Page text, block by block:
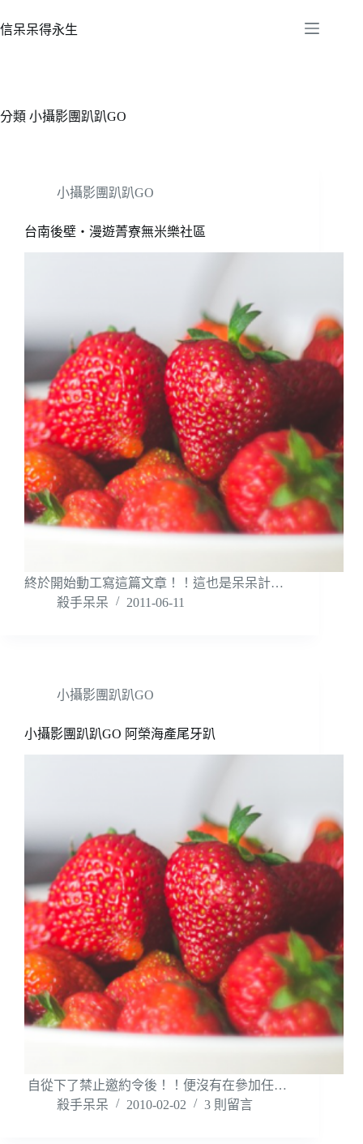
至
容
信呆呆得永生
分類 小攝影團趴趴GO
小攝影團趴趴GO
台南後壁‧漫遊菁寮無米樂社區
終於開始動工寫這篇文章！！這也是呆呆計…
殺手呆呆
2011-06-11
小攝影團趴趴GO
小攝影團趴趴GO 阿榮海產尾牙趴
自從下了禁止邀約令後！！便沒有在參加任…
殺手呆呆
2010-02-02 3 則留言